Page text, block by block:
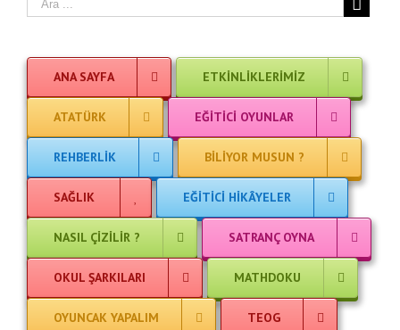
ANA SAYFA ETKINLIKLERIMIZ
ATATÜRK EĞITICI OYUNLAR
REHBERLIK BILIYOR MUSUN ?
SAĞLIK EĞITICI HIKÂYELER
NASIL ÇIZILIR ? SATRANÇ OYNA
OKUL ŞARKILARI MATHDOKU
OYUNCAK YAPALIM TEOG